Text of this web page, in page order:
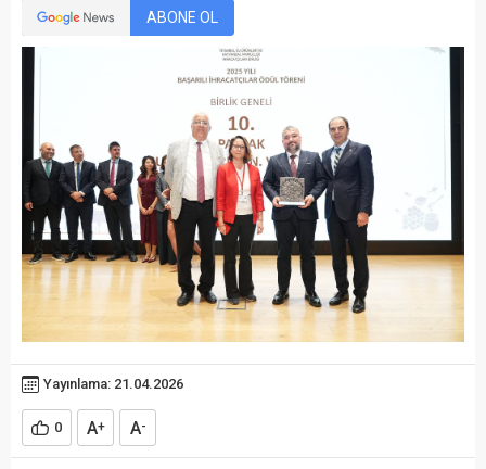
ABONE OL
Yayınlama: 21.04.2026
0 A+ A-